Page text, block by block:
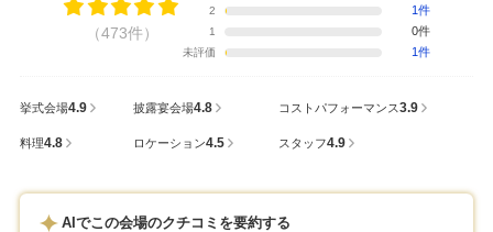
（473件）
2 1件
1 0件
未評価 1件
挙式会場4.9 披露宴会場4.8 コストパフォーマンス3.9
料理4.8 ロケーション4.5 スタッフ4.9
AIでこの会場のクチコミを要約する